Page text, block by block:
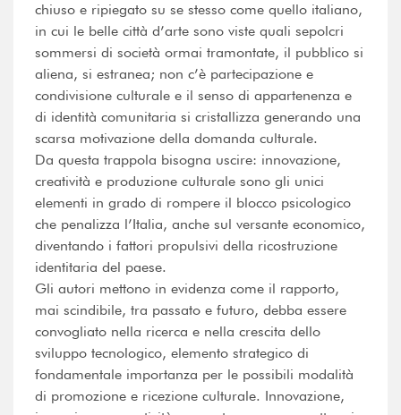
chiuso e ripiegato su se stesso come quello italiano,
in cui le belle città d’arte sono viste quali sepolcri
sommersi di società ormai tramontate, il pubblico si
aliena, si estranea; non c’è partecipazione e
condivisione culturale e il senso di appartenenza e
di identità comunitaria si cristallizza generando una
scarsa motivazione della domanda culturale.
Da questa trappola bisogna uscire: innovazione,
creatività e produzione culturale sono gli unici
elementi in grado di rompere il blocco psicologico
che penalizza l’Italia, anche sul versante economico,
diventando i fattori propulsivi della ricostruzione
identitaria del paese.
Gli autori mettono in evidenza come il rapporto,
mai scindibile, tra passato e futuro, debba essere
convogliato nella ricerca e nella crescita dello
sviluppo tecnologico, elemento strategico di
fondamentale importanza per le possibili modalità
di promozione e ricezione culturale. Innovazione,